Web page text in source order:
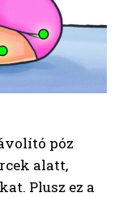
póz
alatt,
Plusz ez a